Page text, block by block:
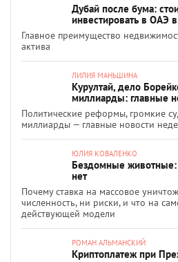
Дубай после бума:
инвестировать в ОАЭ
Главное преимущество
актива
ЛИЛИЯ МАНЬШИНА
Курултай, дело
миллиарды: главные
Политические реформы, громкие
миллиарды — главные новости
ЮЛИЯ КОВАЛЕНКО
Бездомные животные:
нет
Почему ставка на массовое
численность, ни риски, и что на
действующей модели
РОМАН АЛЬМАНСКИЙ
Криптоплатеж при